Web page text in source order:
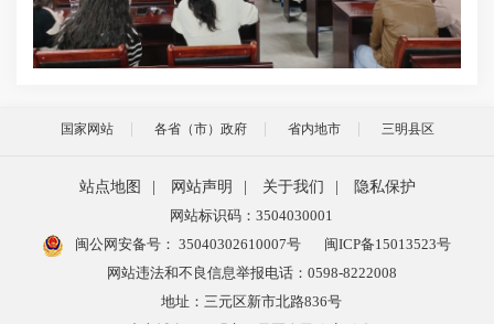
国家网站 各省（市）政府 省内地市 三明县区
站点地图 网站声明 关于我们
隐私保护
网站标识码：3504030001
闽公网安备号： 35040302610007号
闽ICP备15013523号
网站违法和不良信息举报电话：0598-8222008
地址：三元区新市北路836号